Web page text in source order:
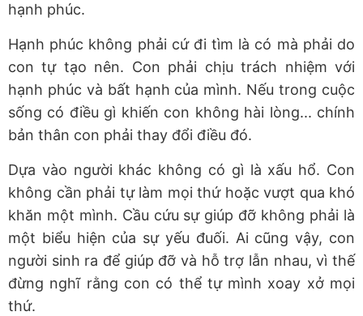
hạnh phúc.
Hạnh phúc không phải cứ đi tìm là có mà phải do
con tự tạo nên. Con phải chịu trách nhiệm với
hạnh phúc và bất hạnh của mình. Nếu trong cuộc
sống có điều gì khiến con không hài lòng... chính
bản thân con phải thay đổi điều đó.
Dựa vào người khác không có gì là xấu hổ. Con
không cần phải tự làm mọi thứ hoặc vượt qua khó
khăn một mình. Cầu cứu sự giúp đỡ không phải là
một biểu hiện của sự yếu đuối. Ai cũng vậy, con
người sinh ra để giúp đỡ và hỗ trợ lẫn nhau, vì thế
đừng nghĩ rằng con có thể tự mình xoay xở mọi
thứ.